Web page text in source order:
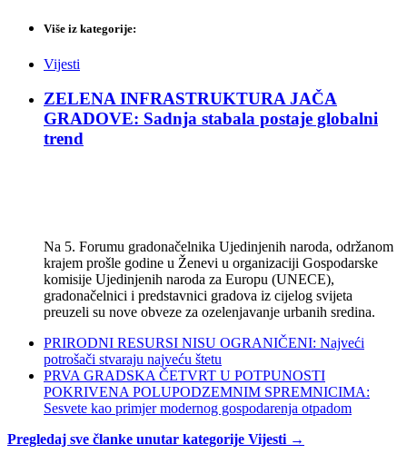
Više iz kategorije:
Vijesti
ZELENA INFRASTRUKTURA JAČA
GRADOVE: Sadnja stabala postaje globalni
trend
Na 5. Forumu gradonačelnika Ujedinjenih naroda, održanom
krajem prošle godine u Ženevi u organizaciji Gospodarske
komisije Ujedinjenih naroda za Europu (UNECE),
gradonačelnici i predstavnici gradova iz cijelog svijeta
preuzeli su nove obveze za ozelenjavanje urbanih sredina.
PRIRODNI RESURSI NISU OGRANIČENI: Najveći
potrošači stvaraju najveću štetu
PRVA GRADSKA ČETVRT U POTPUNOSTI
POKRIVENA POLUPODZEMNIM SPREMNICIMA:
Sesvete kao primjer modernog gospodarenja otpadom
Pregledaj sve članke unutar kategorije Vijesti →